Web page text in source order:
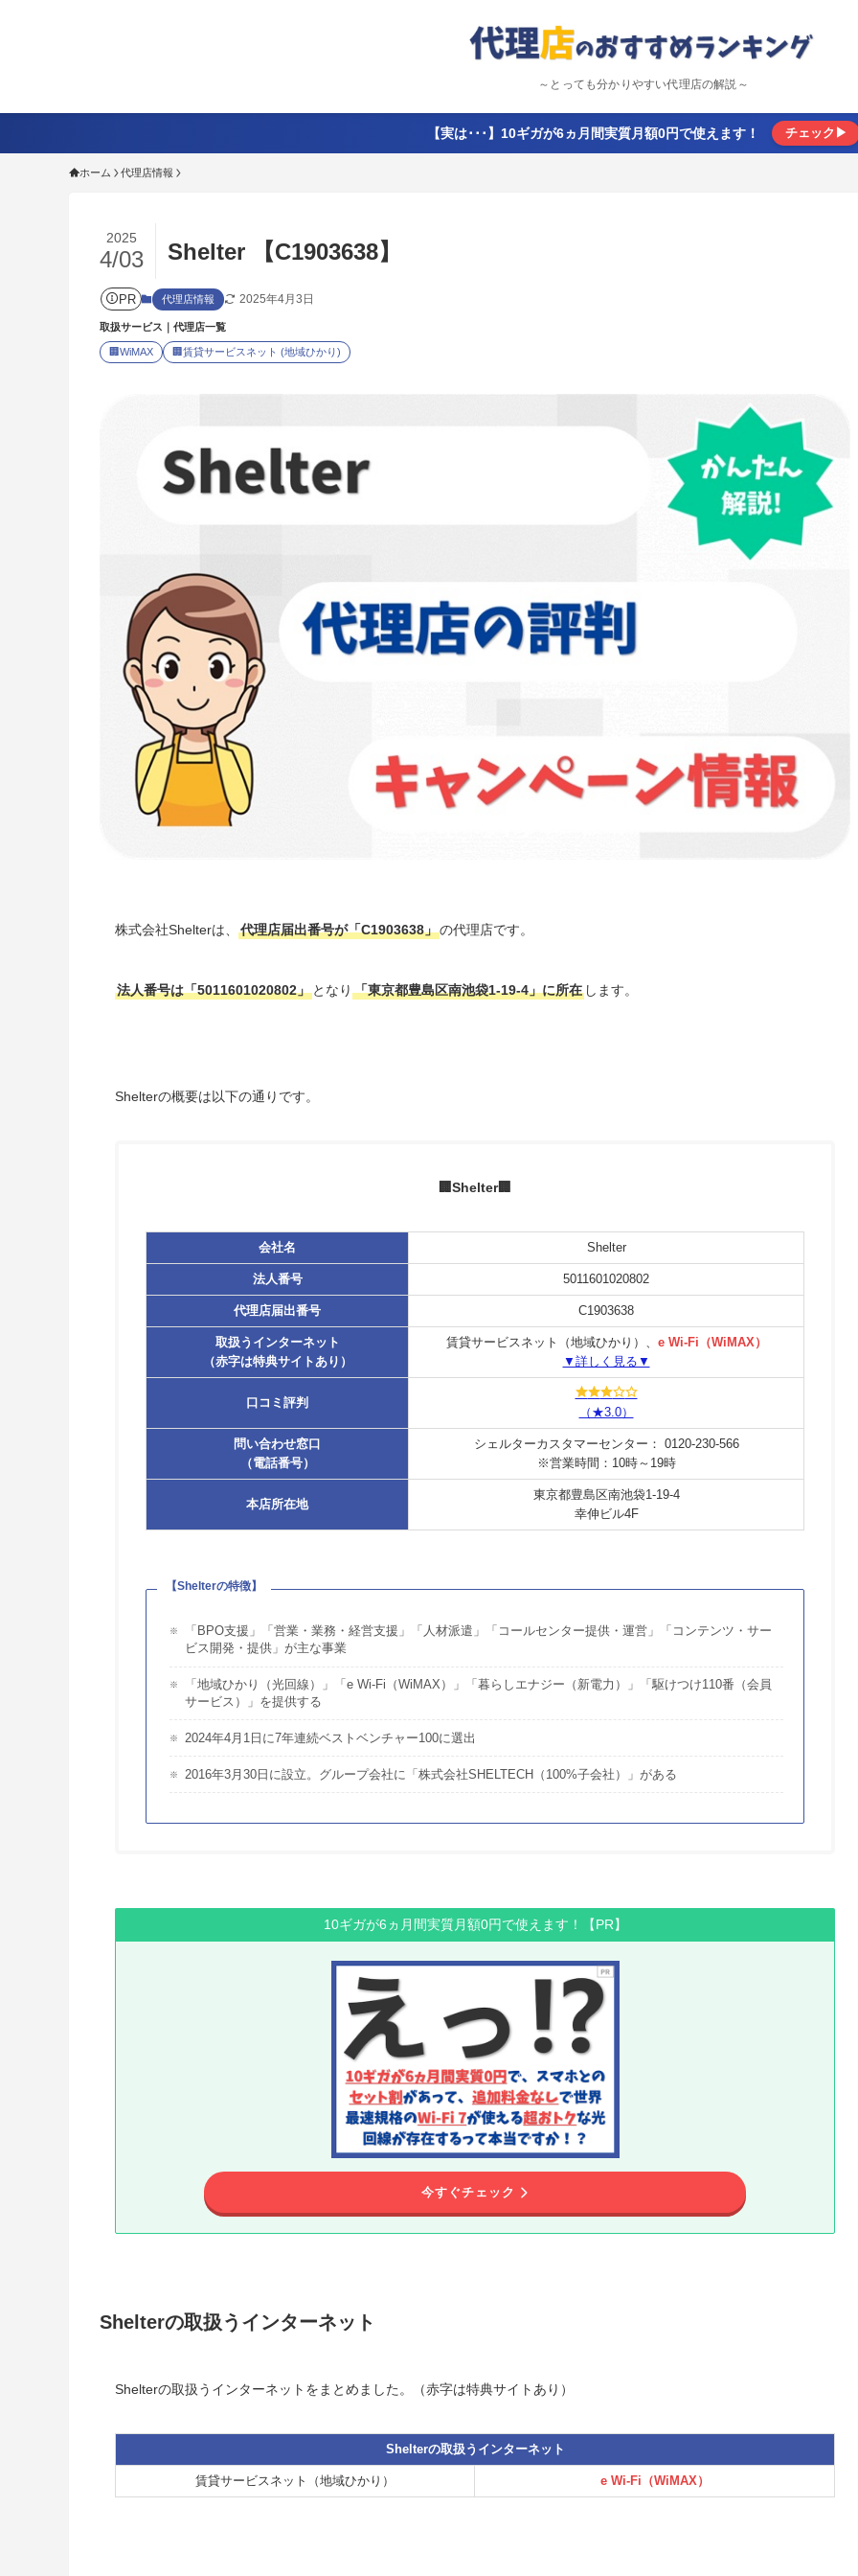
～とっても分かりやすい代理店の解説～
【実は･･･】10ギガが6ヵ月間実質月額0円で使えます！ チェック▶
ホーム 代理店情報
Shelter 【C1903638】
2025
4/03
PR 代理店情報 2025年4月3日
取扱サービス｜代理店一覧
🏢 WiMAX 🏢 賃貸サービスネット (地域ひかり)
株式会社Shelterは、 代理店届出番号が「C1903638」の代理店です。
法人番号は「5011601020802」 となり 「東京都豊島区南池袋1-19-4」に所在 します。
Shelterの概要は以下の通りです。
🏢Shelter🏢
会社名 Shelter
法人番号 5011601020802
代理店届出番号 C1903638
取扱うインターネット
（赤字は特典サイトあり）
賃貸サービスネット（地域ひかり）、 e Wi-Fi（WiMAX）
▼詳しく見る▼
口コミ評判
（★3.0）
問い合わせ窓口
（電話番号）
シェルターカスタマーセンター： 0120-230-566
※営業時間：10時～19時
本店所在地
東京都豊島区南池袋1-19-4
幸伸ビル4F
【Shelterの特徴】
「BPO支援」「営業・業務・経営支援」「人材派遣」「コールセンター提供・運営」「コンテンツ・サー
ビス開発・提供」が主な事業
「地域ひかり（光回線）」「e Wi-Fi（WiMAX）」「暮らしエナジー（新電力）」「駆けつけ110番（会員
サービス）」を提供する
2024年4月1日に7年連続ベストベンチャー100に選出
2016年3月30日に設立。グループ会社に「株式会社SHELTECH（100%子会社）」がある
10ギガが6ヵ月間実質月額0円で使えます！【PR】
今すぐチェック
Shelterの取扱うインターネット
Shelterの取扱うインターネットをまとめました。（赤字は特典サイトあり）
Shelterの取扱うインターネット
賃貸サービスネット（地域ひかり） e Wi-Fi（WiMAX）